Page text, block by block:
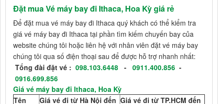
Đặt mua Vé máy bay đi Ithaca, Hoa Kỳ giá rẻ
Để đặt mua vé máy bay đi Ithaca quý khách có thể kiểm tra
giá vé máy bay đi Ithaca tại phần tìm kiếm chuyến bay của
website chúng tôi hoặc liên hệ với nhân viên đặt vé máy bay
chúng tôi qua số điện thoại sau để được hỗ trợ nhanh nhất:
Tổng đài đặt vé : 098.103.6448 - 0911.400.856 -
0916.699.856
Giá vé máy bay đi Ithaca, Hoa Kỳ
Tên
Giá vé đi từ Hà Nội đến Giá vé đi từ TP.HCM đến